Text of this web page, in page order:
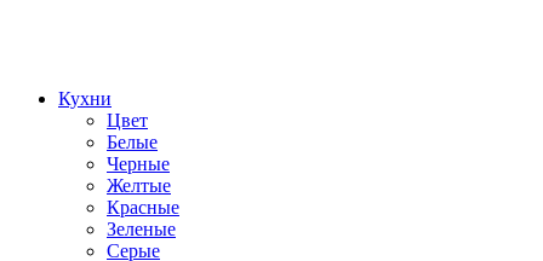
Кухни
Цвет
Белые
Черные
Желтые
Красные
Зеленые
Серые